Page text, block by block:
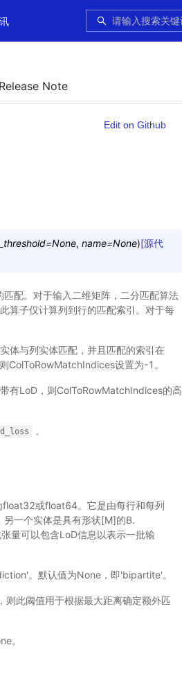
Note
Edit on Github
=None, name=None)[源代
配。对于输入二维矩阵，二分匹配算法
算子仅计算列到行的匹配索引。对于每
体与列实体匹配，并且匹配的索引在
ColToRowMatchIndices设置为-1。
有LoD，则ColToRowMatchIndices的高
。
float32或float64。它是由每行和每列
一个实体是具有形状[M]的B.
量可以包含LoD信息以表示一批输
。默认值为None，即'bipartite'。
此阈值用于根据最大距离确定额外匹
。